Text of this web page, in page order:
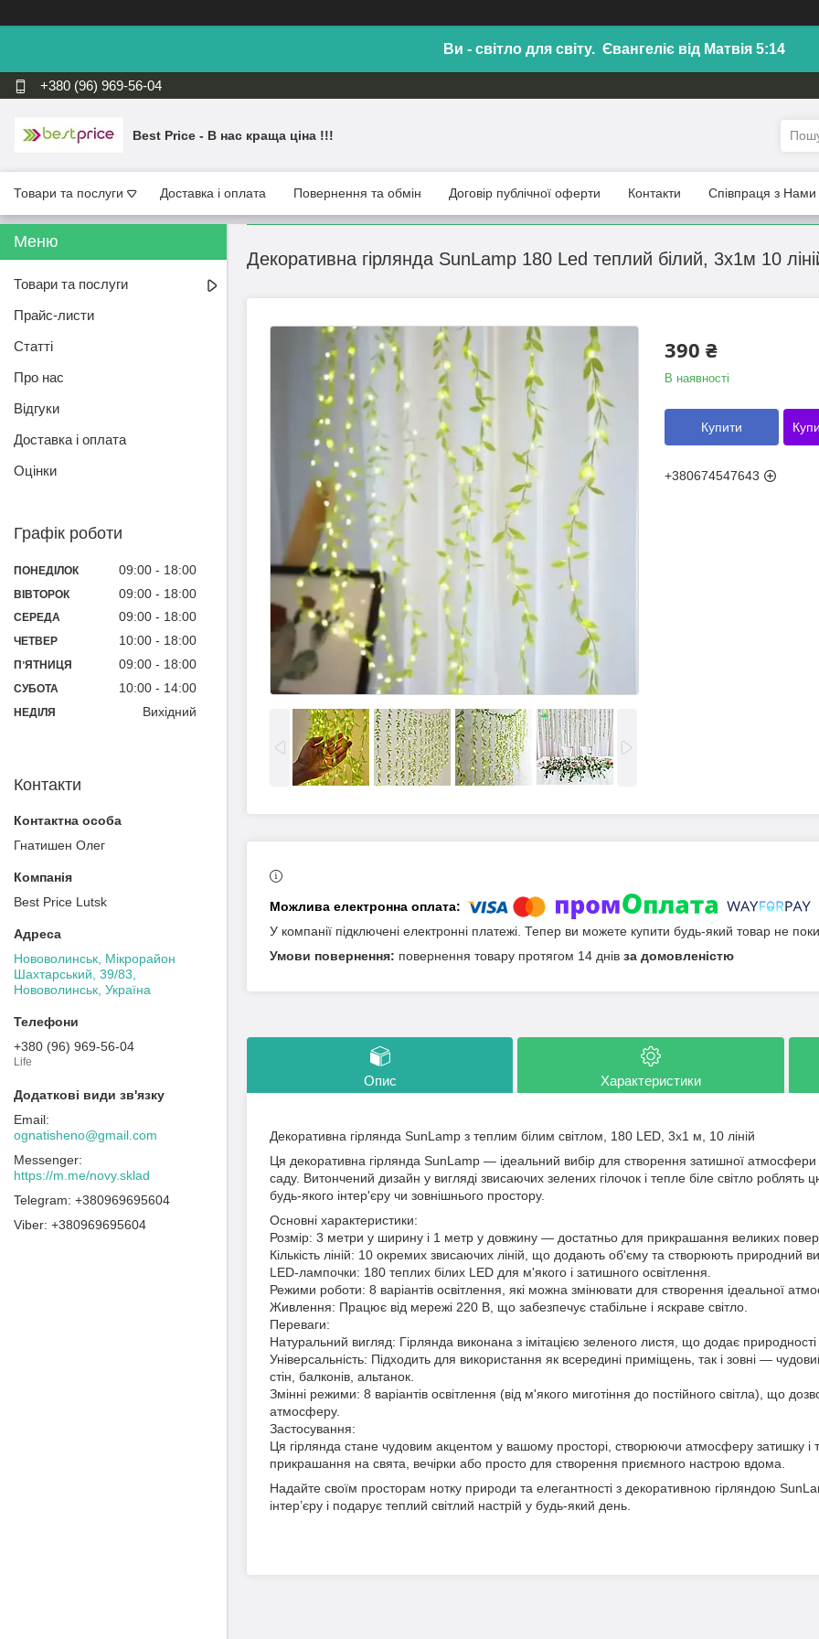
Ви - світло для світу. Євангеліє від Матвія 5:14
+380 (96) 969-56-04
Best Price - В нас краща ціна !!!
Товари та послуги Доставка і оплата Повернення та обмін Договір публічної оферти Контакти Співпраця з Нами
Декоративна гірлянда SunLamp 180 Led теплий білий, 3х1м 10
390 ₴
В наявності
Купити
+380674547643
У компанії підключені електронні платежі. Тепер ви можете купити будь-який товар не
повернення товару протягом 14 днів за домовленістю
Опис Характеристики
Декоративна гірлянда SunLamp з теплим білим світлом, 180 LED, 3х1 м, 10 ліній
Ця декоративна гірлянда SunLamp — ідеальний вибір для створення затишної
саду. Витончений дизайн у вигляді звисаючих зелених гілочок і тепле біле світло
будь-якого інтер'єру чи зовнішнього простору.
Основні характеристики:
Розмір: 3 метри у ширину і 1 метр у довжину — достатньо для прикрашання великих
Кількість ліній: 10 окремих звисаючих ліній, що додають об'єму та створюють природний
LED-лампочки: 180 теплих білих LED для м'якого і затишного освітлення.
Режими роботи: 8 варіантів освітлення, які можна змінювати для створення ідеальної
Живлення: Працює від мережі 220 В, що забезпечує стабільне і яскраве світло.
Переваги:
Натуральний вигляд: Гірлянда виконана з імітацією зеленого листя, що додає природності
Універсальність: Підходить для використання як всередині приміщень, так і зовні —
стін, балконів, альтанок.
Змінні режими: 8 варіантів освітлення (від м'якого миготіння до постійного світла), що
атмосферу.
Застосування:
Ця гірлянда стане чудовим акцентом у вашому просторі, створюючи атмосферу затишку і
прикрашання на свята, вечірки або просто для створення приємного настрою вдома.
Надайте своїм просторам нотку природи та елегантності з декоративною гірляндою
інтер’єру і подарує теплий світлий настрій у будь-який день.
Товари та послуги
Прайс-листи
Статті
Про нас
Відгуки
Доставка і оплата
Оцінки
Графік роботи
ПОНЕДІЛОК 09:00 18:00
ВІВТОРОК 09:00 18:00
СЕРЕДА 09:00 18:00
ЧЕТВЕР 10:00 18:00
ПʼЯТНИЦЯ 09:00 18:00
СУБОТА 10:00 14:00
НЕДІЛЯ Вихідний
Контакти
Гнатишен Олег
Best Price Lutsk
Нововолинськ, Мікрорайон
Шахтарський, 39/83,
Нововолинськ, Україна
+380 (96) 969-56-04
Life
ognatisheno@gmail.com
https://m.me/novy.sklad
+380969695604
+380969695604